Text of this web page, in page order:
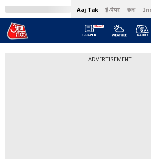
Aaj Tak ई-पेपर বাংলা
ADVERTISEMENT